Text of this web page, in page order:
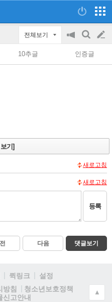
전체보기
공
on/off
검
색
글
쓰
10추글 인증글
기]
새로고침
새로고침
등록
다음 댓글보기
퀵링크
설정
방침
청소년보호정책
신고안내
▲